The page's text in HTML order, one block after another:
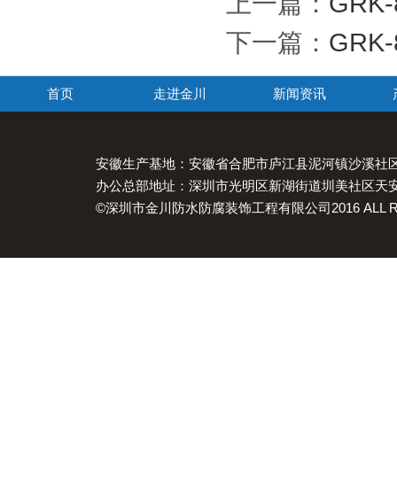
下一篇：
首页 走进金川 新闻资讯
安徽生产基地：安徽省合肥市庐江县泥河镇沙溪社
办公总部地址：深圳市光明区新湖街道圳美社区
©深圳市金川防水防腐装饰工程有限公司2016 ALL